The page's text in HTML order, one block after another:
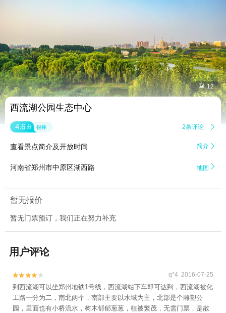
 12
西流湖公园生态中心
4.6 分 很棒 2条评论 
查看景点简介及开放时间 简介 
河南省郑州市中原区湖西路 地图 
暂无报价
暂无门票预订，我们正在努力补充
用户评论

 q*4 2016-07-25
到西流湖可以坐郑州地铁1号线，西流湖站下车即可达到，西流湖被化
工路一分为二，南北两个，南部主要以水域为主，北部是个雕塑公
园，里面也有小桥流水，树木郁郁葱葱，植被繁茂，无需门票，是散